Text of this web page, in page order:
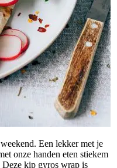
Een lekker met je
onze handen eten stiekem
kip gyros wrap is